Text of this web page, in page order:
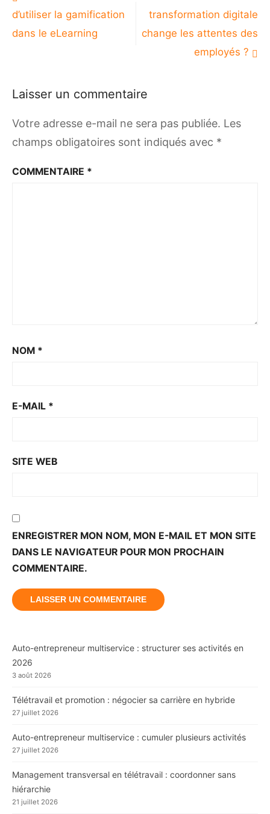
de
l’article
d’utiliser la gamification
dans le eLearning
transformation digitale
change les attentes des
employés ?
Laisser un commentaire
Votre adresse e-mail ne sera pas publiée. Les
champs obligatoires sont indiqués avec *
COMMENTAIRE *
NOM *
E-MAIL *
SITE WEB
ENREGISTRER MON NOM, MON E-MAIL ET MON SITE
DANS LE NAVIGATEUR POUR MON PROCHAIN
COMMENTAIRE.
Auto-entrepreneur multiservice : structurer ses activités en
2026
3 août 2026
Télétravail et promotion : négocier sa carrière en hybride
27 juillet 2026
Auto-entrepreneur multiservice : cumuler plusieurs activités
27 juillet 2026
Management transversal en télétravail : coordonner sans
hiérarchie
21 juillet 2026